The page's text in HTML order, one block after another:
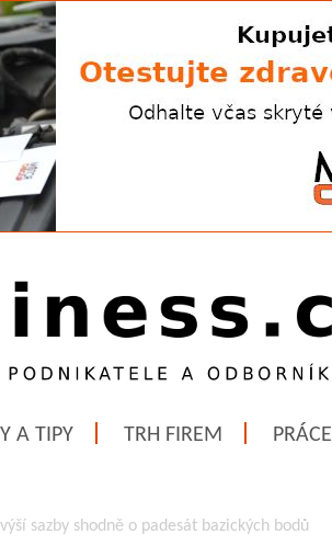
A TIPY TRH FIREM PRÁCE
sazby shodně o padesát bazických bodů